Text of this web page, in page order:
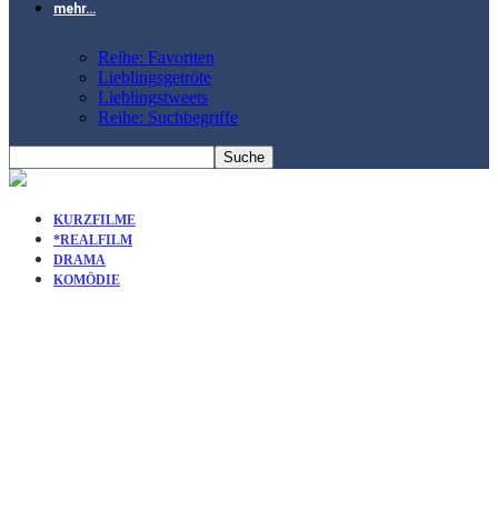
mehr…
Reihe: Favoriten
Lieblingsgetröte
Lieblingstweets
Reihe: Suchbegriffe
KURZFILME
*REALFILM
DRAMA
KOMÖDIE